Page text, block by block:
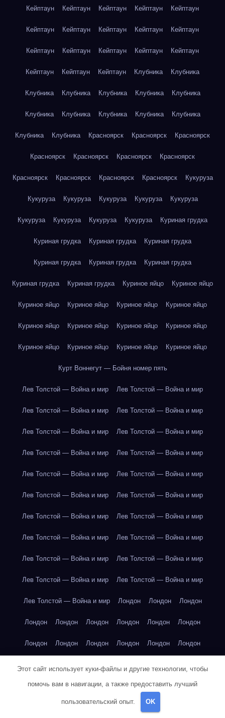
Кейптаун Кейптаун Кейптаун Кейптаун Кейптаун
Кейптаун Кейптаун Кейптаун Кейптаун Кейптаун
Кейптаун Кейптаун Кейптаун Кейптаун Кейптаун
Кейптаун Кейптаун Кейптаун Клубника Клубника
Клубника Клубника Клубника Клубника Клубника
Клубника Клубника Клубника Клубника Клубника
Клубника Клубника Красноярск Красноярск Красноярск
Красноярск Красноярск Красноярск Красноярск
Красноярск Красноярск Красноярск Красноярск Кукуруза
Кукуруза Кукуруза Кукуруза Кукуруза Кукуруза
Кукуруза Кукуруза Кукуруза Кукуруза Куриная грудка
Куриная грудка Куриная грудка Куриная грудка
Куриная грудка Куриная грудка Куриная грудка
Куриная грудка Куриная грудка Куриное яйцо Куриное яйцо
Куриное яйцо Куриное яйцо Куриное яйцо Куриное яйцо
Куриное яйцо Куриное яйцо Куриное яйцо Куриное яйцо
Куриное яйцо Куриное яйцо Куриное яйцо Куриное яйцо
Курт Воннегут — Бойня номер пять
Лев Толстой — Война и мир Лев Толстой — Война и мир
Лев Толстой — Война и мир Лев Толстой — Война и мир
Лев Толстой — Война и мир Лев Толстой — Война и мир
Лев Толстой — Война и мир Лев Толстой — Война и мир
Лев Толстой — Война и мир Лев Толстой — Война и мир
Лев Толстой — Война и мир Лев Толстой — Война и мир
Лев Толстой — Война и мир Лев Толстой — Война и мир
Лев Толстой — Война и мир Лев Толстой — Война и мир
Лев Толстой — Война и мир Лев Толстой — Война и мир
Лев Толстой — Война и мир Лев Толстой — Война и мир
Лев Толстой — Война и мир Лондон Лондон Лондон
Лондон Лондон Лондон Лондон Лондон Лондон
Лондон Лондон Лондон Лондон Лондон Лондон
Лондон Лондон
Лондон Лондон Лондон Лондон Лос-Анджелес
Этот сайт использует куки-файлы и другие технологии, чтобы
помочь вам в навигации, а также предоставить лучший
пользовательский опыт. OK